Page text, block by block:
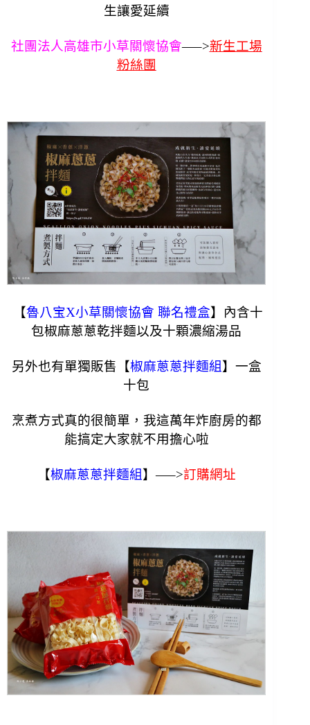
生讓愛延續
社團法人高雄市小草關懷協會—–>新生工場
粉絲團
【魯八宝X小草關懷協會 聯名禮盒】內含十
包椒麻蔥蔥乾拌麵以及十顆濃縮湯品
另外也有單獨販售【椒麻蔥蔥拌麵組 】一盒
十包
烹煮方式真的很簡單，我這萬年炸廚房的都
能搞定大家就不用擔心啦
【椒麻蔥蔥拌麵組 】—–>訂購網址